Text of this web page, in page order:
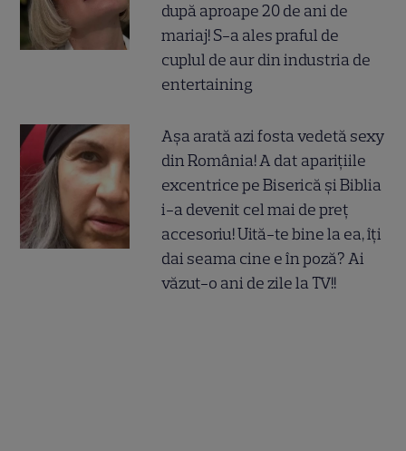
după aproape 20 de ani de
mariaj! S-a ales praful de
cuplul de aur din industria de
entertaining
Așa arată azi fosta vedetă sexy
din România! A dat aparițiile
excentrice pe Biserică și Biblia
i-a devenit cel mai de preț
accesoriu! Uită-te bine la ea, îți
dai seama cine e în poză? Ai
văzut-o ani de zile la TV!!